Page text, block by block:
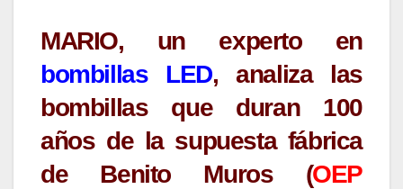
MARIO, un experto en
bombillas LED, analiza las
bombillas que duran 100
años de la supuesta fábrica
de Benito Muros (OEP